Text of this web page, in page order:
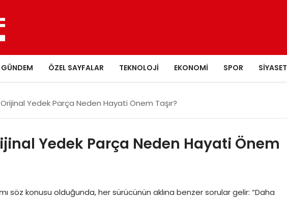
GÜNDEM ÖZEL SAYFALAR TEKNOLOJI EKONOMI SPOR SIYASET
Yedek Parça Neden Hayati Önem Taşır?
Yedek Parça Neden Hayati Önem
söz konusu olduğunda, her sürücünün aklına benzer sorular gelir: “Daha